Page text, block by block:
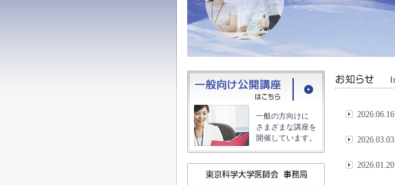
一般の方向けに
さまざまな講座を
開催しています。
2026.06.16
2026.03.03
2026.01.20